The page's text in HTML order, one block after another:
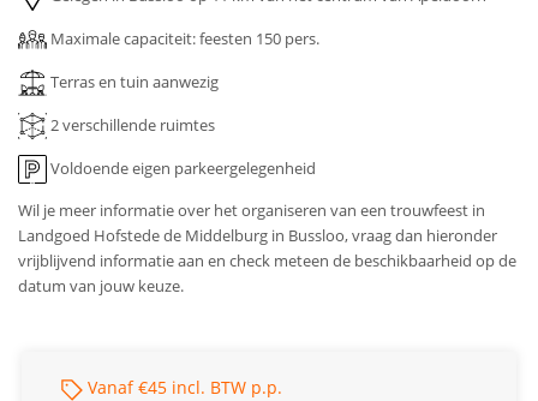
Maximale capaciteit: feesten 150 pers.
Terras en tuin aanwezig
2 verschillende ruimtes
Voldoende eigen parkeergelegenheid
Wil je meer informatie over het organiseren van een trouwfeest in
Landgoed Hofstede de Middelburg in Bussloo, vraag dan hieronder
vrijblijvend informatie aan en check meteen de beschikbaarheid op de
datum van jouw keuze.
Vanaf €45 incl. BTW p.p.